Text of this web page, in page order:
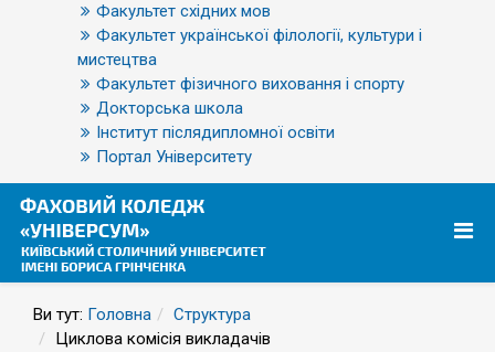
Факультет східних мов
Факультет української філології, культури і
мистецтва
Факультет фізичного виховання і спорту
Докторська школа
Інститут післядипломної освіти
Портал Університету
Ви тут: Головна
Структура
Циклова комісія викладачів